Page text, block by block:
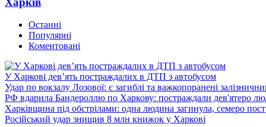
Останні
Популярні
Коментовані
У Харкові дев’ять постраждалих в ДТП з автобусом
Удар по вокзалу Лозової: є загиблі та важкопоранені
РФ вдарила Бандероллю по Харкову: постраждали дев'ятеро
Харківщина під обстрілами: одна людина загинула, семеро
Російський удар знищив 8 млн книжок у Харкові